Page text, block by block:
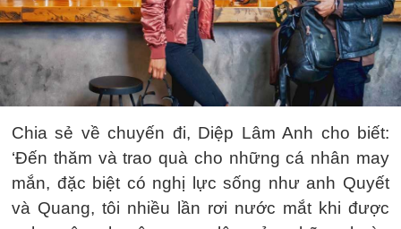
Chia sẻ về chuyến đi, Diệp Lâm Anh cho biết:
‘Đến thăm và trao quà cho những cá nhân may
mắn, đặc biệt có nghị lực sống như anh Quyết
và Quang, tôi nhiều lần rơi nước mắt khi được